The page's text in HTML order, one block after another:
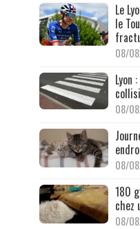
Le
le
08/
Lyon
08/
08/
180
chez
08/